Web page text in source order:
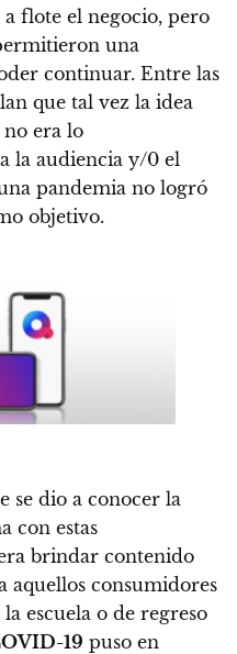
flote el negocio, pero
una
continuar. Entre las
que tal vez la idea
era lo
la audiencia y/0 el
pandemia no logró
objetivo.
se dio a conocer la
con estas
brindar contenido
aquellos consumidores
escuela o de regreso
19 puso en